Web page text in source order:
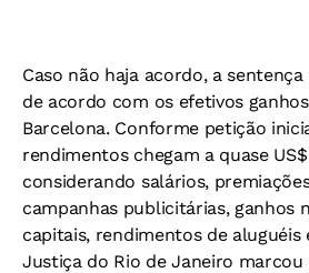
Caso não haja acordo, a
de acordo com os efetivos
Barcelona. Conforme petição
rendimentos chegam a quase
considerando salários,
campanhas publicitárias, ganhos
capitais, rendimentos de aluguéis
Justiça do Rio de Janeiro marcou